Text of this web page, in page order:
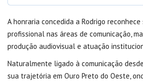
A honraria concedida a Rodrigo
profissional nas áreas de comunicação,
produção audiovisual e atuação
Naturalmente ligado à comunicação
sua trajetória em Ouro Preto do Oeste,